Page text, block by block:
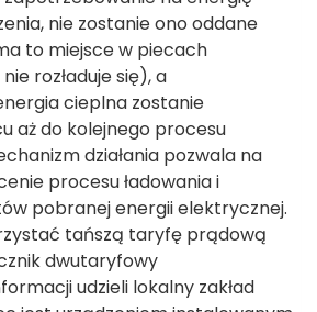
nie zostanie ono oddane
to miejsce w piecach
rozładuje się), a
cieplna zostanie
aż do kolejnego procesu
działania pozwala na
procesu ładowania i
pobranej energii elektrycznej.
tańszą taryfę prądową
dwutaryfowy
udzieli lokalny zakład